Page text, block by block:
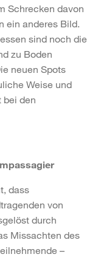
Schrecken davon
ein anderes Bild.
sind noch die
zu Boden
neuen Spots
Weise und
bei den
dass
von
durch
Missachten des
–